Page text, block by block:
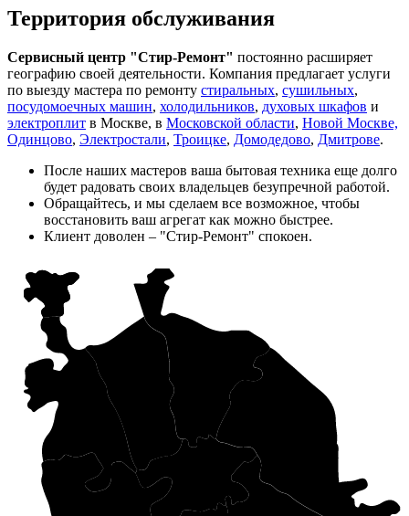
Территория обслуживания
Сервисный центр "Стир-Ремонт" постоянно расширяет
географию своей деятельности. Компания предлагает услуги
по выезду мастера по ремонту стиральных, сушильных,
посудомоечных машин, холодильников, духовых шкафов и
электроплит в Москве, в Московской области, Новой Москве,
Одинцово, Электростали, Троицке, Домодедово, Дмитрове.
После наших мастеров ваша бытовая техника еще долго
будет радовать своих владельцев безупречной работой.
Обращайтесь, и мы сделаем все возможное, чтобы
восстановить ваш агрегат как можно быстрее.
Клиент доволен – "Стир-Ремонт" спокоен.